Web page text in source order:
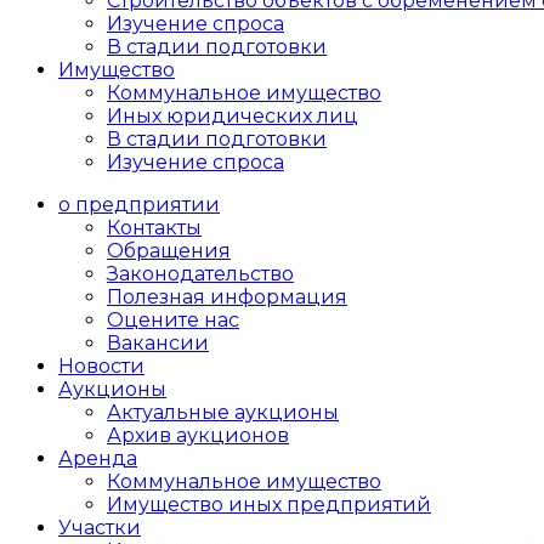
Изучение спроса
В стадии подготовки
Имущество
Коммунальное имущество
Иных юридических лиц
В стадии подготовки
Изучение спроса
о предприятии
Контакты
Обращения
Законодательство
Полезная информация
Оцените нас
Вакансии
Новости
Аукционы
Актуальные аукционы
Архив аукционов
Аренда
Коммунальное имущество
Имущество иных предприятий
Участки